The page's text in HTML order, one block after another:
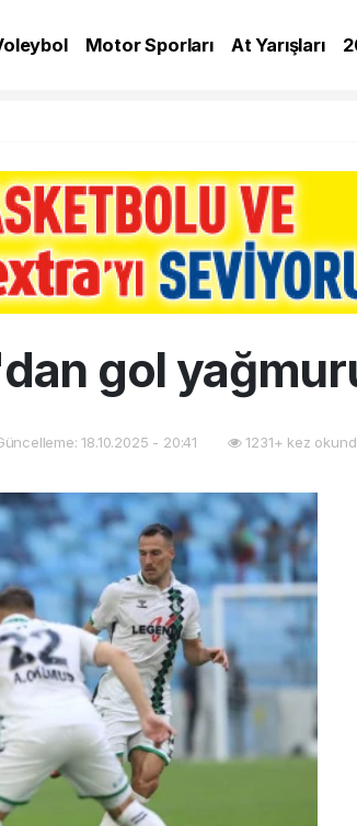
Motor Sporları At Yarışları
gol
18.10.2025 - 20:41 1231+ kez